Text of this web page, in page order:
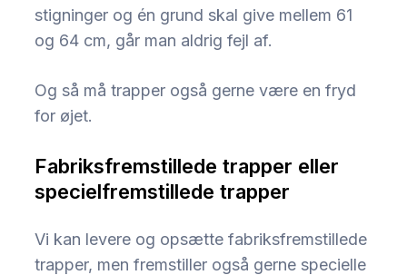
stigninger og én grund skal give mellem 61
og 64 cm, går man aldrig fejl af.
Og så må trapper også gerne være en fryd
for øjet.
Fabriksfremstillede trapper eller
specielfremstillede trapper
Vi kan levere og opsætte fabriksfremstillede
trapper, men fremstiller også gerne specielle